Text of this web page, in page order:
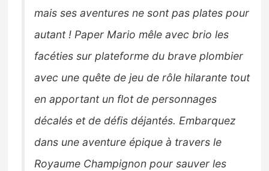
mais ses aventures ne sont pas plates pour
autant ! Paper Mario mêle avec brio les
facéties sur plateforme du brave plombier
avec une quête de jeu de rôle hilarante tout
en apportant un flot de personnages
décalés et de défis déjantés. Embarquez
dans une aventure épique à travers le
Royaume Champignon pour sauver les